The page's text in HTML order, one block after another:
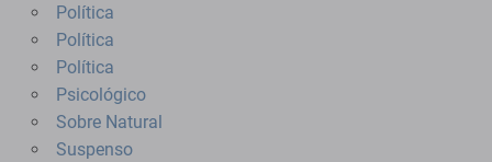
Política
Política
Política
Psicológico
Sobre Natural
Suspenso